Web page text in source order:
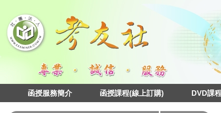
函授服務簡介 函授課程(線上訂購) DVD課